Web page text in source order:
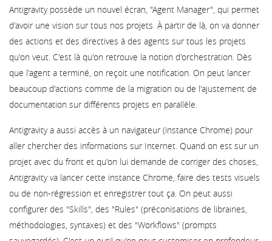
Antigravity possède un nouvel écran, "Agent Manager", qui permet
d'avoir une vision sur tous nos projets. À partir de là, on va donner
des actions et des directives à des agents sur tous les projets
qu'on veut. C'est là qu'on retrouve la notion d'orchestration. Dès
que l'agent a terminé, on reçoit une notification. On peut lancer
beaucoup d'actions comme de la migration ou de l'ajustement de
documentation sur différents projets en parallèle.
Antigravity a aussi accès à un navigateur (instance Chrome) pour
aller chercher des informations sur Internet. Quand on est sur un
projet avec du front et qu'on lui demande de corriger des choses,
Antigravity va lancer cette instance Chrome, faire des tests visuels
ou de non-régression et enregistrer tout ça. On peut aussi
configurer des "Skills", des "Rules" (préconisations de librairies,
méthodologies, syntaxes) et des "Workflows" (prompts